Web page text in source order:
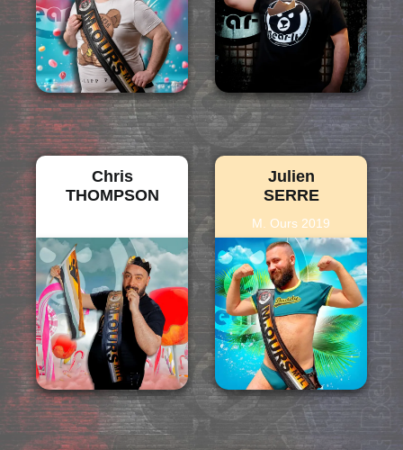
Chris
THOMPSON
Julien
SERRE
M. Ours 2019